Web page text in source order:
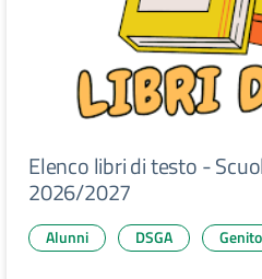
Elenco libri di testo -
2026/2027
Alunni DSGA